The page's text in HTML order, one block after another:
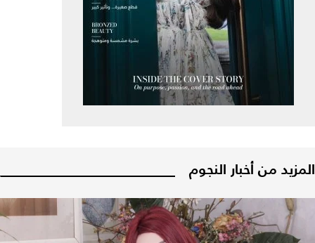
المزيد من أخبار النجوم